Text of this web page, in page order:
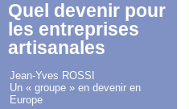
Quel devenir pour
les entreprises
artisanales
Jean-Yves ROSSI
Un « groupe » en devenir en
Europe